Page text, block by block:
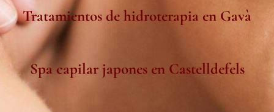
Tratamientos de hidroterapia en Gavà
Spa capilar japones en Castelldefels